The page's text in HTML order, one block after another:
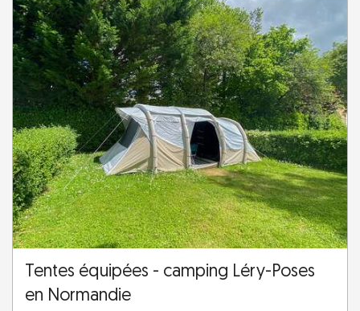
Tentes équipées - camping Léry-Poses
en Normandie